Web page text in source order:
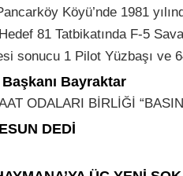
Köyü’nde 1981
81 Tatbikatında F-5
sonucu 1 Pilot Yüzbaşı ve
Bayraktar
ODALARI BİRLİĞİ
DEDİ